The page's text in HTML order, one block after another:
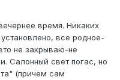
время. Никаких
все родное-
не закрываю-не
Салонный свет погас, но
(причем сам